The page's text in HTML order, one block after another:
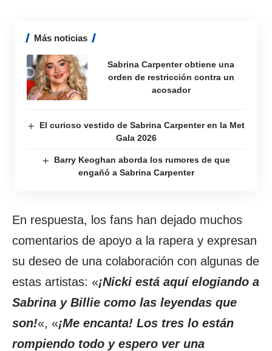
Más noticias
Sabrina Carpenter obtiene una
orden de restricción contra un
acosador
El curioso vestido de Sabrina Carpenter en la Met
Gala 2026
Barry Keoghan aborda los rumores de que
engañó a Sabrina Carpenter
En respuesta, los fans han dejado muchos
comentarios de apoyo a la rapera y expresan
su deseo de una colaboración con algunas de
estas artistas: «¡Nicki está aquí elogiando a
Sabrina y Billie como las leyendas que
son!«, «¡Me encanta! Los tres lo están
rompiendo todo y espero ver una